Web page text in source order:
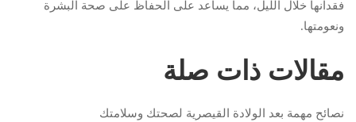
فقدانها خلال الليل، مما يساعد على الحفاظ على صحة البشرة
ونعومتها.
مقالات ذات صلة
نصائح مهمة بعد الولادة القيصرية لصحتك وسلامتك